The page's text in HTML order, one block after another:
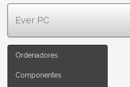
Ever PC
Ordenadores
Componentes